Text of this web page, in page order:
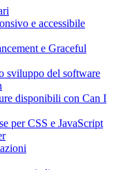
e accessibile
e Graceful
sviluppo del software
disponibili con Can I
per CSS e JavaScript